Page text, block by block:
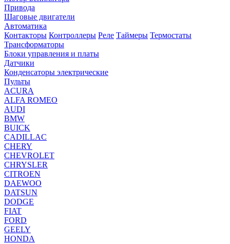
Привода
Шаговые двигатели
Автоматика
Контакторы Контроллеры Реле Таймеры Термостаты
Трансформаторы
Блоки управления и платы
Датчики
Конденсаторы электрические
Пульты
ACURA
ALFA ROMEO
AUDI
BMW
BUICK
CADILLAC
CHERY
CHEVROLET
CHRYSLER
CITROEN
DAEWOO
DATSUN
DODGE
FIAT
FORD
GEELY
HONDA